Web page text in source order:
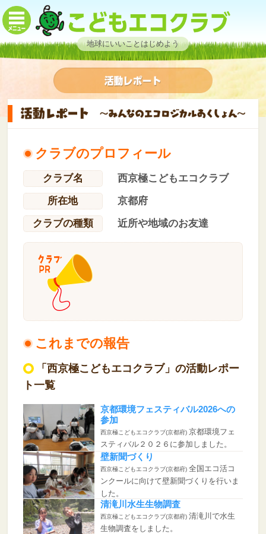
地球にいいことはじめよう
クラブのプロフィール
クラブ名
西京極こどもエコクラブ
所在地
京都府
クラブの種類
近所や地域のお友達
これまでの報告
「西京極こどもエコクラブ」の活動レポー
ト一覧
京都環境フェスティバル2026への
参加
西京極こどもエコクラブ(京都府) 京都環境フェ
スティバル２０２６に参加しました。
壁新聞づくり
西京極こどもエコクラブ(京都府) 全国エコ活コ
ンクールに向けて壁新聞づくりを行いま
した。
清滝川水生生物調査
西京極こどもエコクラブ(京都府) 清滝川で水生
生物調査をしました。